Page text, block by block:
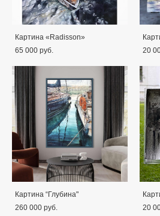
Картина «Radisson»
65 000 pуб.
20
Картина “Глубина"
260 000 pуб.
20